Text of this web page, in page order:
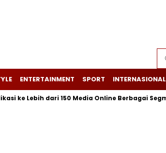
ENTERTAINMENT SPORT INTERNASIONAL
dari 150 Media Online Berbagai Segmentasi